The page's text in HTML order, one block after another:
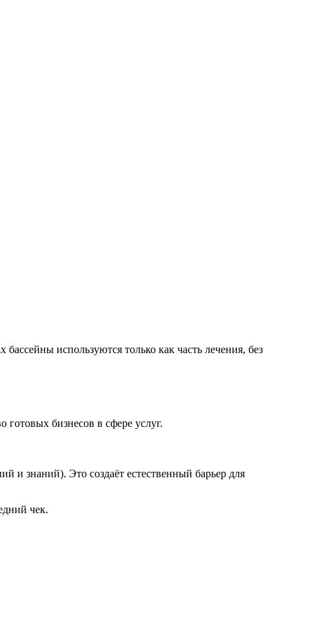
используются только как часть лечения, без
бизнесов в сфере услуг.
и знаний). Это создаёт естественный барьер для
чек.